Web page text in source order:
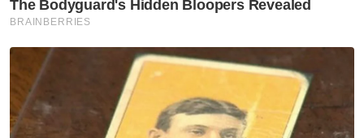
dipercayai kepada pelanggannya dengan
rangkaian yang konsisten.
Muat turun aplikasi Sinar Harian.
Klik di sini!